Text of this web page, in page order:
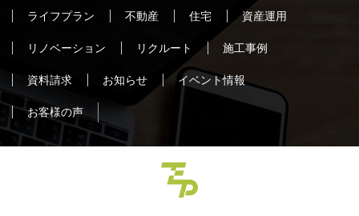
ライフプラン 不動産 住宅 資産運用
リノベーション リクルート 施工事例
資料請求 お知らせ イベント情報
お客様の声